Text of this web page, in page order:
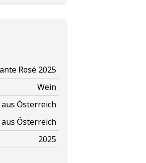
Rosé 2025
Wein
Österreich
Österreich
2025